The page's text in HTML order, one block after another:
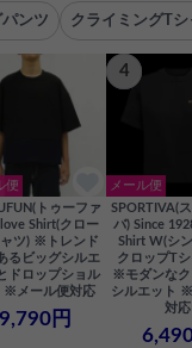
ンツ クライミングTシ
便
トゥーファ
Shirt(クロー
ツ) ※トレンド
るビッグシルエ
ドロップショル
※メール便対応
9,790円
4
メール便
SPORTIVA(
バ) Since
Shirt W(シ
クロップT
※モダンなク
シルエット
対応